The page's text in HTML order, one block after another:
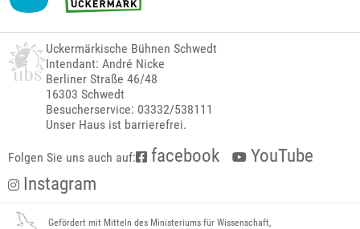
Uckermärkische Bühnen Schwedt
Intendant: André Nicke
Berliner Straße 46/48
16303 Schwedt
Besucherservice: 03332/538111
Unser Haus ist barrierefrei.
Folgen Sie uns auch auf: facebook
YouTube
Instagram
Gefördert mit Mitteln des Ministeriums für Wissenschaft,